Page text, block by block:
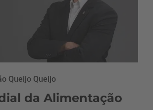
Queijo Queijo
da Alimentação